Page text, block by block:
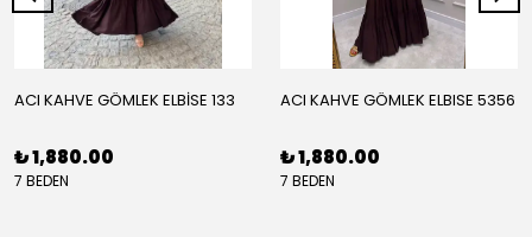
ACI KAHVE GÖMLEK ELBİSE 133
₺ 1,880.00
7 BEDEN
ACI KAHVE GÖMLEK ELBISE 5356
₺ 1,880.00
7 BEDEN